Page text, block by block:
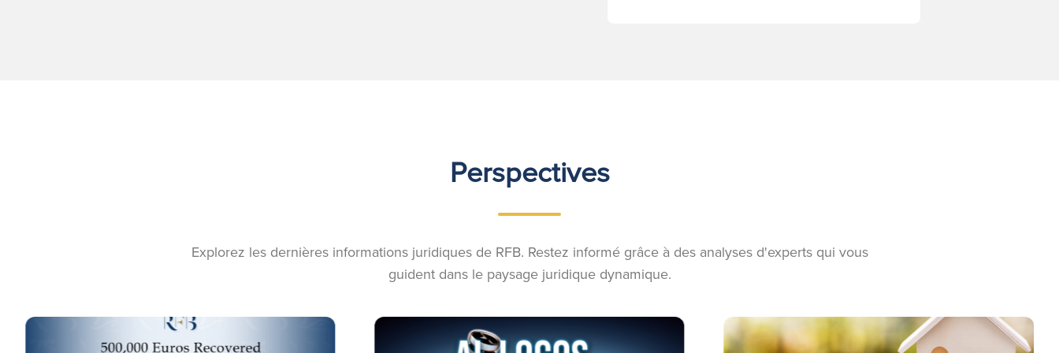
Perspectives
Explorez les dernières informations juridiques de RFB. Restez informé grâce à des analyses d'experts qui vous
guident dans le paysage juridique dynamique.